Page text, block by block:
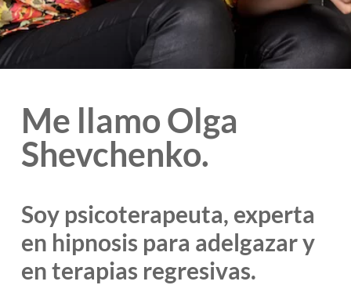
Me llamo Olga
Shevchenko.
Soy psicoterapeuta, experta
en hipnosis para adelgazar y
en terapias regresivas.